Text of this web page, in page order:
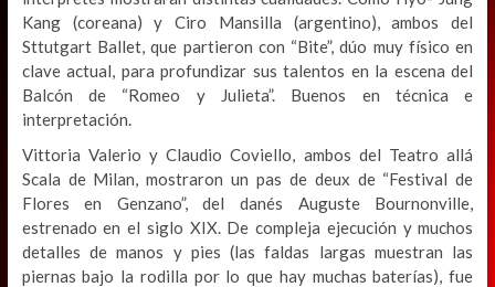
Kang (coreana) y Ciro Mansilla (argentino), ambos del
Sttutgart Ballet, que partieron con “Bite”, dúo muy físico en
clave actual, para profundizar sus talentos en la escena del
Balcón de “Romeo y Julieta”. Buenos en técnica e
interpretación.
Vittoria Valerio y Claudio Coviello, ambos del Teatro allá
Scala de Milan, mostraron un pas de deux de “Festival de
Flores en Genzano”, del danés Auguste Bournonville,
estrenado en el siglo XIX. De compleja ejecución y muchos
detalles de manos y pies (las faldas largas muestran las
piernas bajo la rodilla por lo que hay muchas baterías), fue